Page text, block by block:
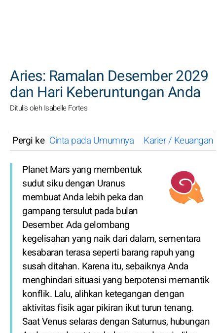
Aries: Ramalan Desember 2029
dan Hari Keberuntungan Anda
Ditulis oleh Isabelle Fortes
Pergi ke Cinta pada Umumnya Karier / Keuangan
Planet Mars yang membentuk
sudut siku dengan Uranus
membuat Anda lebih peka dan
gampang tersulut pada bulan
Desember. Ada gelombang
kegelisahan yang naik dari dalam, sementara
kesabaran terasa seperti barang rapuh yang
susah ditahan. Karena itu, sebaiknya Anda
menghindari situasi yang berpotensi memantik
konflik. Lalu, alihkan ketegangan dengan
aktivitas fisik agar pikiran ikut turun tenang.
Saat Venus selaras dengan Saturnus, hubungan